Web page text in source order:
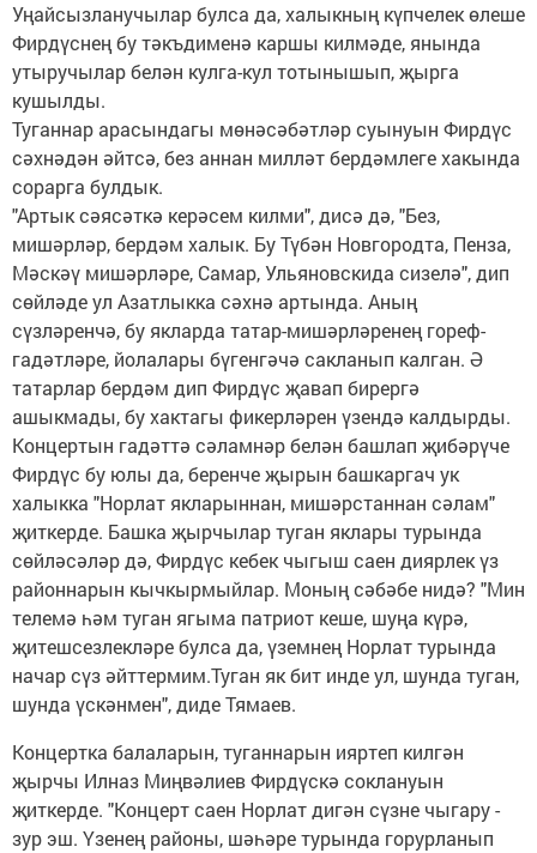
Уңайсызланучылар булса да, халыкның күпчелек өлеше
Фирдүснең бу тәкъдименә каршы килмәде, янында
утыручылар белән кулга-кул тотынышып, җырга
кушылды.
Туганнар арасындагы мөнәсәбәтләр суынуын Фирдүс
сәхнәдән әйтсә, без аннан милләт бердәмлеге хакында
сорарга булдык.
"Артык сәясәткә керәсем килми", дисә дә, "Без,
мишәрләр, бердәм халык. Бу Түбән Новгородта, Пенза,
Мәскәү мишәрләре, Самар, Ульяновскида сизелә", дип
сөйләде ул Азатлыкка сәхнә артында. Аның
сүзләренчә, бу якларда татар-мишәрләренең гореф-
гадәтләре, йолалары бүгенгәчә сакланып калган. Ә
татарлар бердәм дип Фирдүс җавап бирергә
ашыкмады, бу хактагы фикерләрен үзендә калдырды.
Концертын гадәттә сәламнәр белән башлап җибәрүче
Фирдүс бу юлы да, беренче җырын башкаргач ук
халыкка "Норлат якларыннан, мишәрстаннан сәлам"
җиткерде. Башка җырчылар туган яклары турында
сөйләсәләр дә, Фирдүс кебек чыгыш саен диярлек үз
районнарын кычкырмыйлар. Моның сәбәбе нидә? "Мин
телемә һәм туган ягыма патриот кеше, шуңа күрә,
җитешсезлекләре булса да, үземнең Норлат турында
начар сүз әйттермим.Туган як бит инде ул, шунда туган,
шунда үскәнмен", диде Тямаев.
Концертка балаларын, туганнарын ияртеп килгән
җырчы Илназ Миңвәлиев Фирдүскә соклануын
җиткерде. "Концерт саен Норлат дигән сүзне чыгару -
зур эш. Үзенең районы, шәһәре турында горурланып